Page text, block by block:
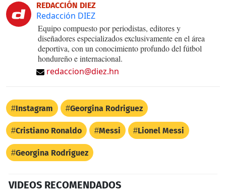
REDACCIÓN DIEZ
Redacción DIEZ
Equipo compuesto por periodistas, editores y
diseñadores especializados exclusivamente en el área
deportiva, con un conocimiento profundo del fútbol
hondureño e internacional.
redaccion@diez.hn
Instagram Georgina Rodriguez
Cristiano Ronaldo Messi Lionel Messi
Georgina Rodríguez
VIDEOS RECOMENDADOS